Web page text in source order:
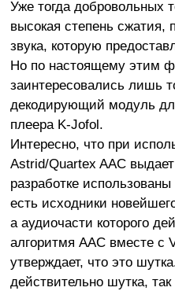
Уже тогда добровольных
высокая степень сжатия,
звука, которую
Но по настоящему этим
заинтересовались лишь
декодирующий модуль
плеера K-Jofol.
Интересно, что при
Astrid/Quartex AAC
разработке
есть исходники
а аудиочасти которого
алгоритмя AAC вместе с
утверждает, что это
действительно шутка,